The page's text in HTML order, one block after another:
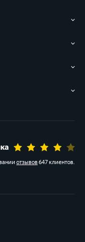
отзывов647 клиентов.